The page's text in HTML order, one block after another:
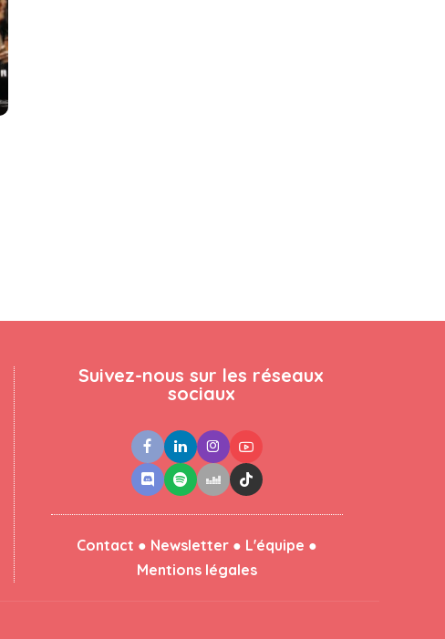
Suivez-nous sur les réseaux
sociaux
Contact ● Newsletter ● L'équipe ●
Mentions légales